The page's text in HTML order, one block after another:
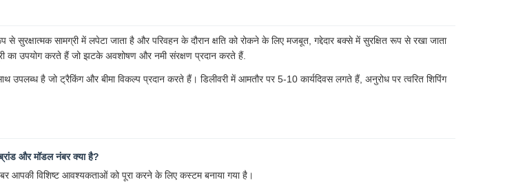
से सुरक्षात्मक सामग्री में लपेटा जाता है और परिवहन के दौरान क्षति को रोकने के लिए मजबूत, गद्देदार बक्से में सुरक्षित रूप से रखा जाता
का उपयोग करते हैं जो झटके अवशोषण और नमी संरक्षण प्रदान करते हैं.
उपलब्ध है जो ट्रैकिंग और बीमा विकल्प प्रदान करते हैं। डिलीवरी में आमतौर पर 5-10 कार्यदिवस लगते हैं, अनुरोध पर त्वरित शिपिंग
और मॉडल नंबर क्या है?
आपकी विशिष्ट आवश्यकताओं को पूरा करने के लिए कस्टम बनाया गया है।